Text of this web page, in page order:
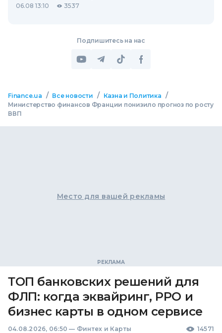
06.08 13:10 3537
Подпишитесь на нас
Finance.ua / Все новости / Казна и Политика /
Министерство финансов Франции понизило прогноз по росту
ВВП
Место для вашей рекламы
ТОП банковских решений для
ФЛП: когда эквайринг, РРО и
бизнес карты в одном сервисе
04.08.2026, 06:50 — Финтех и Карты 14571